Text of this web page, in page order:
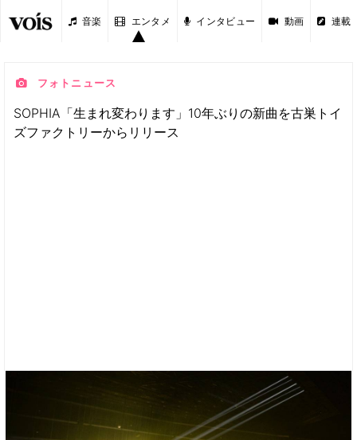
音楽 エンタメ インタビュー 動画 連載
フォトニュース
SOPHIA「生まれ変わります」10年ぶりの新曲を古巣トイ
ズファクトリーからリリース